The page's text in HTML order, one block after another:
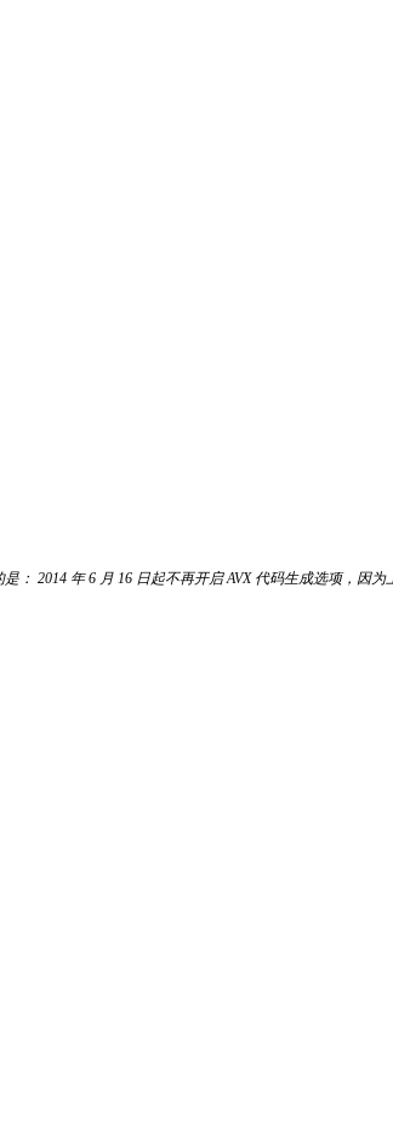
2014 年 6 月 16 日起不再开启 AVX 代码生成选项，因为